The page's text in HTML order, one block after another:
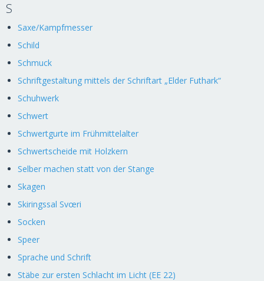
S
Saxe/Kampfmesser
Schild
Schmuck
Schriftgestaltung mittels der Schriftart „Elder Futhark“
Schuhwerk
Schwert
Schwertgurte im Frühmittelalter
Schwertscheide mit Holzkern
Selber machen statt von der Stange
Skagen
Skiringssal Svœri
Socken
Speer
Sprache und Schrift
Stäbe zur ersten Schlacht im Licht (EE 22)